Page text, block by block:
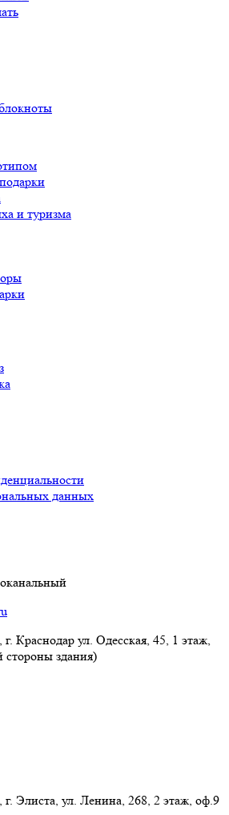
и туризма
данных
Краснодар ул. Одесская, 45, 1 этаж,
стороны здания)
г. Элиста, ул. Ленина, 268, 2 этаж, оф.9